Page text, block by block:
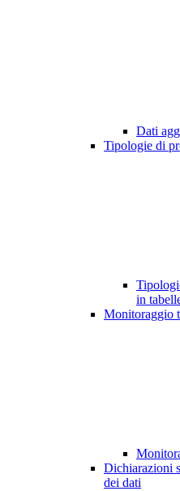
Dati
Tipologie di
in
Monitoraggio
Dichiarazioni
dei dati